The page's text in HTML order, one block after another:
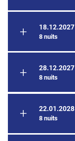
18.12.2027
8 nuits
28.12.2027
8 nuits
22.01.2028
8 nuits